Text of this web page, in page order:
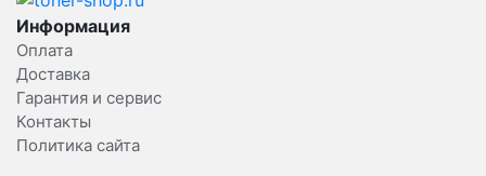
Информация
Оплата
Доставка
Гарантия и сервис
Контакты
Политика сайта